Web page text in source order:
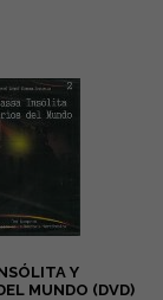
Y
MUNDO (DVD)